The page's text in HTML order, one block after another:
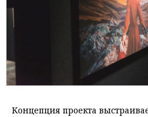
Концепция проекта